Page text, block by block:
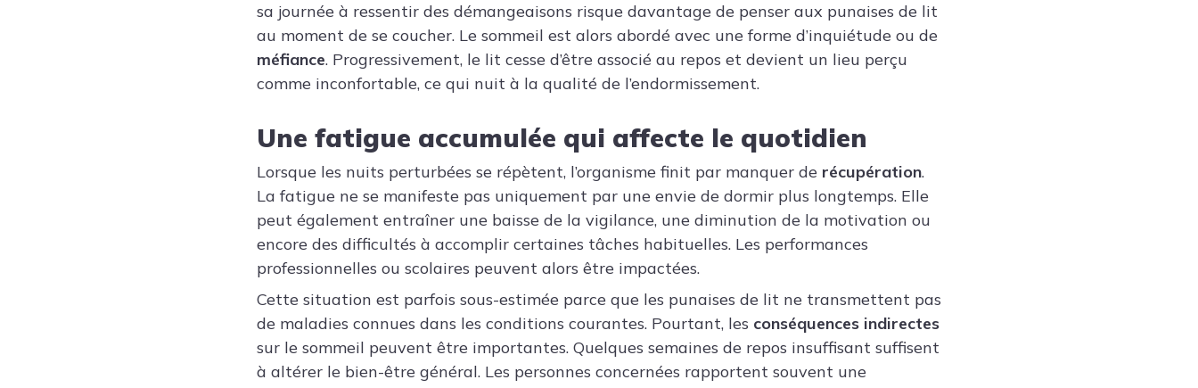
sa journée à ressentir des démangeaisons risque davantage de penser aux punaises de lit
au moment de se coucher. Le sommeil est alors abordé avec une forme d’inquiétude ou de
méfiance. Progressivement, le lit cesse d’être associé au repos et devient un lieu perçu
comme inconfortable, ce qui nuit à la qualité de l’endormissement.
Une fatigue accumulée qui affecte le quotidien
Lorsque les nuits perturbées se répètent, l’organisme finit par manquer de récupération.
La fatigue ne se manifeste pas uniquement par une envie de dormir plus longtemps. Elle
peut également entraîner une baisse de la vigilance, une diminution de la motivation ou
encore des difficultés à accomplir certaines tâches habituelles. Les performances
professionnelles ou scolaires peuvent alors être impactées.
Cette situation est parfois sous-estimée parce que les punaises de lit ne transmettent pas
de maladies connues dans les conditions courantes. Pourtant, les conséquences indirectes
sur le sommeil peuvent être importantes. Quelques semaines de repos insuffisant suffisent
à altérer le bien-être général. Les personnes concernées rapportent souvent une